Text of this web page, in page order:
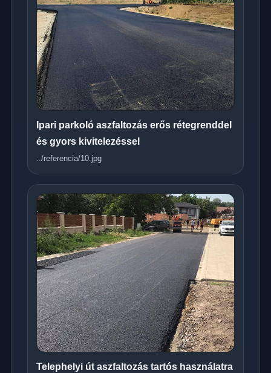
Ipari parkoló aszfaltozás erős rétegrenddel
és gyors kivitelezéssel
../referencia/10.jpg
Telephelyi út aszfaltozás tartós használatra